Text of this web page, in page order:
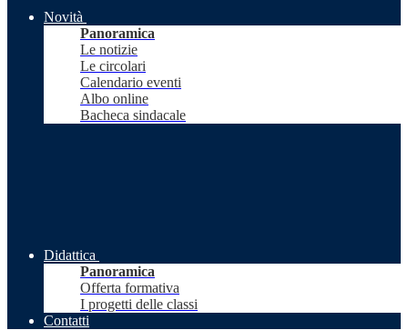
Novità
Panoramica
Le notizie
Le circolari
Calendario eventi
Albo online
Bacheca sindacale
Didattica
Panoramica
Offerta formativa
I progetti delle classi
Contatti